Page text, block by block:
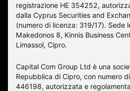
registrazione HE 354252,
dalla Cyprus Securities and
(numero di licenza: 319/17). Sede
Makedonos 8, Kinnis Business
Limassol, Cipro.
Capital Com Group Ltd è una
Repubblica di Cipro, con numero
446198, autorizzata e